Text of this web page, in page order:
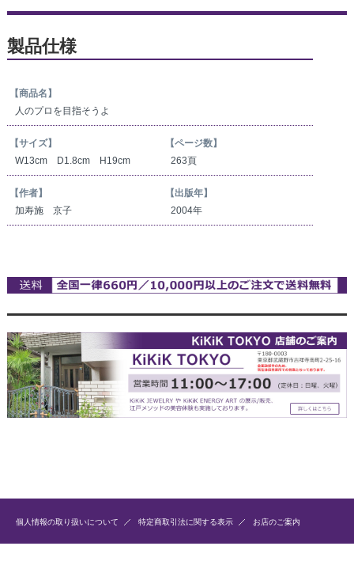
製品仕様
【商品名】
人のプロを目指そうよ
【サイズ】
W13cm D1.8cm H19cm
【ページ数】
263頁
【作者】
加寿施 京子
【出版年】
2004年
個人情報の取り扱いについて 特定商取引法に関する表示 お店のご案内